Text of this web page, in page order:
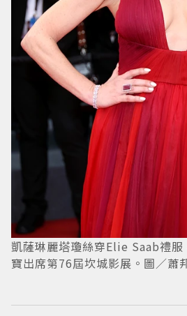
凱薩琳麗塔瓊絲穿Elie Saab禮服
寶出席第76屆坎城影展。圖／蕭